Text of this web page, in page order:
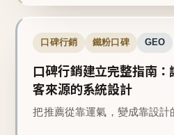
口碑行銷 鐵粉口碑 GEO
口碑行銷建立完整指南
客來源的系統設計
把推薦從靠運氣，變成靠設計